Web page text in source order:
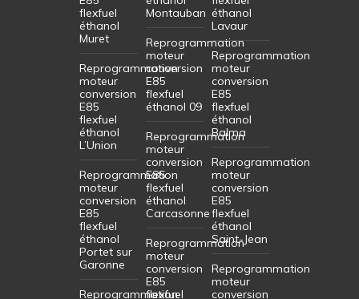
flexfuel
éthanol
Muret
Reprogrammation
moteur
conversion
E85
flexfuel
éthanol
L’Union
Reprogrammation
moteur
conversion
E85
flexfuel
éthanol
Portet sur
Garonne
Reprogrammation
Montauban
Reprogrammation
moteur
conversion
E85
flexfuel
éthanol 09
Reprogrammation
moteur
conversion
E85
flexfuel
éthanol
Carcasonne
Reprogrammation
moteur
conversion
E85
flexfuel
éthanol
Lavaur
Reprogrammation
moteur
conversion
E85
flexfuel
éthanol
Balma
Reprogrammation
moteur
conversion
E85
flexfuel
éthanol
Saint-Jean
Reprogrammation
moteur
conversion